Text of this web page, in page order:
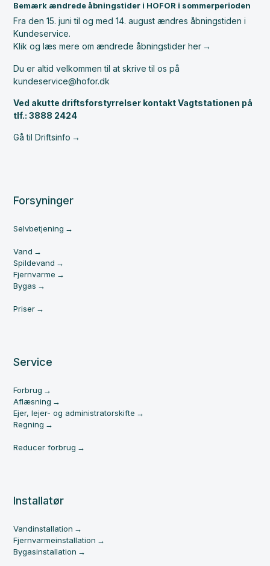
Bemærk ændrede åbningstider i HOFOR i sommerperioden
Fra den 15. juni til og med 14. august ændres åbningstiden i
Kundeservice.
Klik og læs mere om ændrede åbningstider her
Du er altid velkommen til at skrive til os på
kundeservice@hofor.dk
Ved akutte driftsforstyrrelser kontakt Vagtstationen på
tlf.: 3888 2424
Gå til Driftsinfo
Forsyninger
Selvbetjening
Vand
Spildevand
Fjernvarme
Bygas
Priser
Service
Forbrug
Aflæsning
Ejer, lejer- og administratorskifte
Regning
Reducer forbrug
Installatør
Vandinstallation
Fjernvarmeinstallation
Bygasinstallation